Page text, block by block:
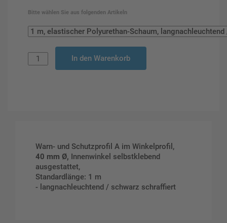
Bitte wählen Sie aus folgenden Artikeln
In den Warenkorb
Warn- und Schutzprofil A im Winkelprofil,
40 mm Ø, Innenwinkel selbstklebend
ausgestattet,
Standardlänge: 1 m
- langnachleuchtend / schwarz schraffiert